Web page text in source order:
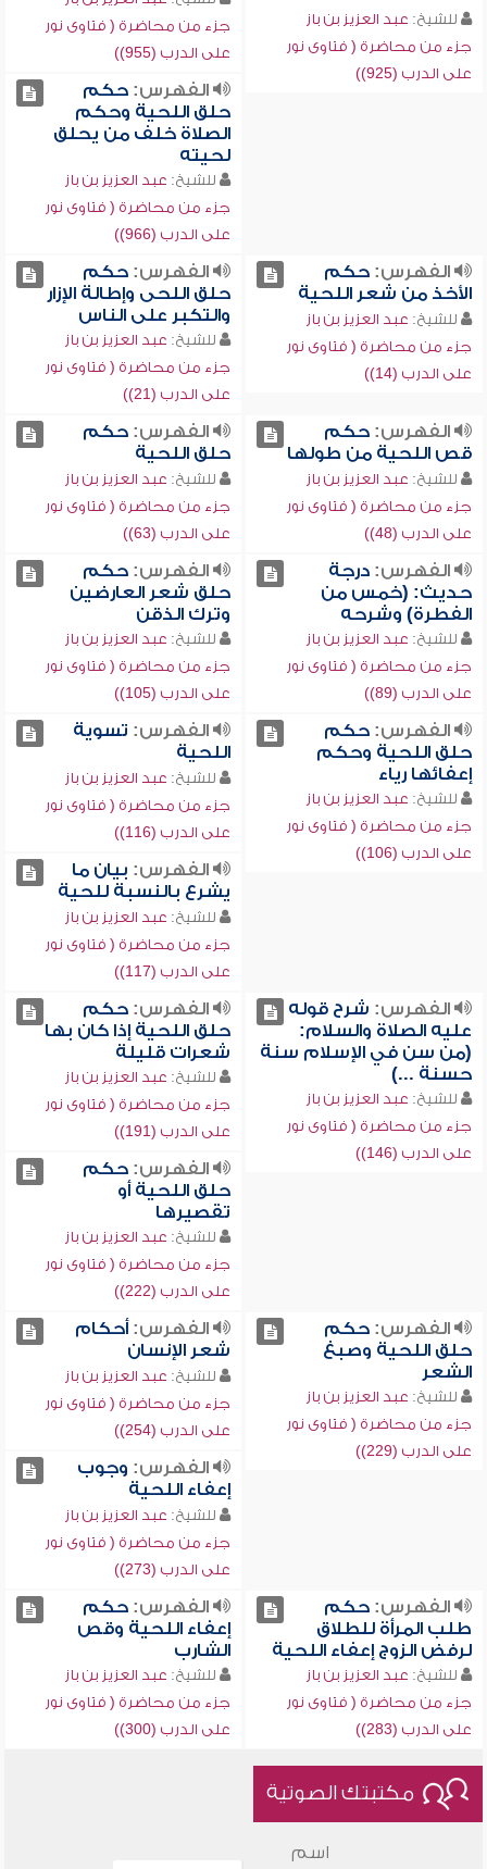
للشيخ: عبد العزيز بن باز
جزء من محاضرة ( فتاوى نور
على الدرب (925))
جزء من محاضرة ( فتاوى نور
على الدرب (955))
الفهرس:حكم
حلق اللحية وحكم
الصلاة خلف من يحلق
لحيته
للشيخ: عبد العزيز بن باز
جزء من محاضرة ( فتاوى نور
على الدرب (966))
الفهرس:حكم
الأخذ من شعر اللحية
للشيخ: عبد العزيز بن باز
جزء من محاضرة ( فتاوى نور
على الدرب (14))
الفهرس:حكم
حلق اللحى وإطالة الإزار
والتكبر على الناس
للشيخ: عبد العزيز بن باز
جزء من محاضرة ( فتاوى نور
على الدرب (21))
الفهرس:حكم
قص اللحية من طولها
للشيخ: عبد العزيز بن باز
جزء من محاضرة ( فتاوى نور
على الدرب (48))
الفهرس:حكم
حلق اللحية
للشيخ: عبد العزيز بن باز
جزء من محاضرة ( فتاوى نور
على الدرب (63))
الفهرس:درجة
حديث: (خمس من
الفطرة) وشرحه
للشيخ: عبد العزيز بن باز
جزء من محاضرة ( فتاوى نور
على الدرب (89))
الفهرس:حكم
حلق شعر العارضين
وترك الذقن
للشيخ: عبد العزيز بن باز
جزء من محاضرة ( فتاوى نور
على الدرب (105))
الفهرس:حكم
حلق اللحية وحكم
إعفائها رياء
للشيخ: عبد العزيز بن باز
جزء من محاضرة ( فتاوى نور
على الدرب (106))
الفهرس: تسوية
اللحية
للشيخ: عبد العزيز بن باز
جزء من محاضرة ( فتاوى نور
على الدرب (116))
الفهرس: بيان ما
يشرع بالنسبة للحية
للشيخ: عبد العزيز بن باز
جزء من محاضرة ( فتاوى نور
على الدرب (117))
الفهرس: شرح قوله
عليه الصلاة والسلام:
(من سن في الإسلام سنة
حسنة ...)
للشيخ: عبد العزيز بن باز
جزء من محاضرة ( فتاوى نور
على الدرب (146))
الفهرس:حكم
حلق اللحية إذا كان بها
شعرات قليلة
للشيخ: عبد العزيز بن باز
جزء من محاضرة ( فتاوى نور
على الدرب (191))
الفهرس:حكم
حلق اللحية أو
تقصيرها
للشيخ: عبد العزيز بن باز
جزء من محاضرة ( فتاوى نور
على الدرب (222))
الفهرس:حكم
حلق اللحية وصبغ
الشعر
للشيخ: عبد العزيز بن باز
جزء من محاضرة ( فتاوى نور
على الدرب (229))
الفهرس:أحكام
شعر الإنسان
للشيخ: عبد العزيز بن باز
جزء من محاضرة ( فتاوى نور
على الدرب (254))
الفهرس: وجوب
إعفاء اللحية
للشيخ: عبد العزيز بن باز
جزء من محاضرة ( فتاوى نور
على الدرب (273))
الفهرس:حكم
طلب المرأة للطلاق
لرفض الزوج إعفاء اللحية
للشيخ: عبد العزيز بن باز
جزء من محاضرة ( فتاوى نور
على الدرب (283))
الفهرس:حكم
إعفاء اللحية وقص
الشارب
للشيخ: عبد العزيز بن باز
جزء من محاضرة ( فتاوى نور
على الدرب (300))
مكتبتك الصوتية
اسم